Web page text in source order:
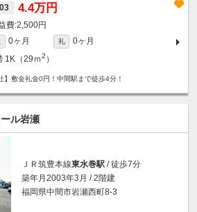
4.4万円
2,500円
0ヶ月 礼
0ヶ月
1K（29ｍ2 ）
】敷金礼金0円！中間駅まで徒歩4分！
ル岩瀬
ＪＲ筑豊本線東水巻駅 / 徒歩7分
築年月2003年3月 / 2階建
福岡県中間市岩瀬西町8-3